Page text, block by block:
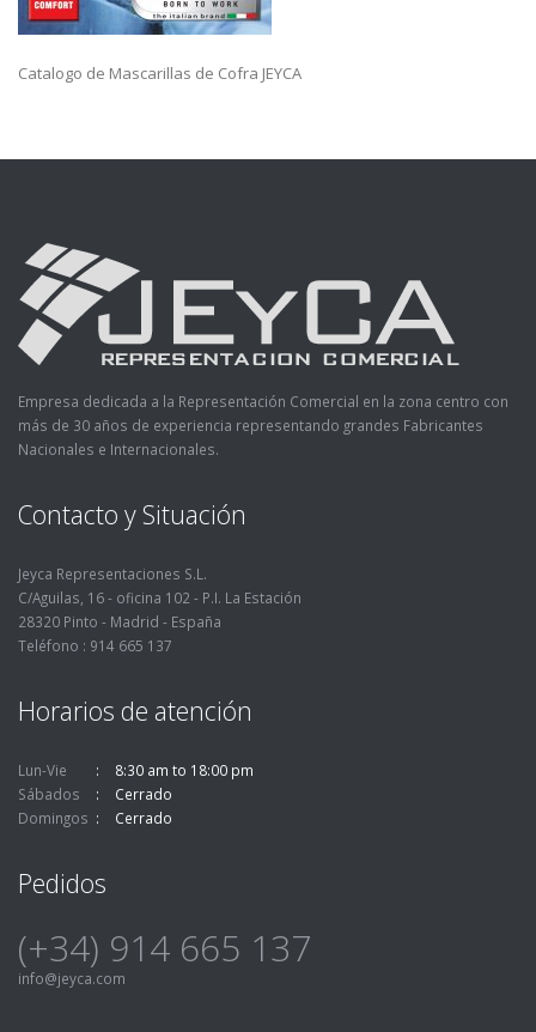
Catalogo de Mascarillas de Cofra JEYCA
Empresa dedicada a la Representación Comercial en la zona centro con
más de 30 años de experiencia representando grandes Fabricantes
Nacionales e Internacionales.
Contacto y Situación
Jeyca Representaciones S.L.
C/Aguilas, 16 - oficina 102 - P.I. La Estación
28320 Pinto - Madrid - España
Teléfono : 914 665 137
Horarios de atención
Lun-Vie
8:30 am to 18:00 pm
Sábados
Cerrado
Domingos
Cerrado
Pedidos
(+34) 914 665 137
info@jeyca.com